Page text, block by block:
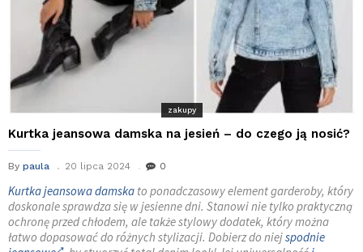
zakupy
Kurtka jeansowa damska na jesień – do czego ją nosić?
By paula 20 lipca 2024 0
Kurtka jeansowa damska to ponadczasowy element garderoby, który
doskonale sprawdza się w jesienne dni. Stanowi nie tylko praktyczną
ochronę przed chłodem, ale także stylowy dodatek, który można
łatwo dopasować do różnych stylizacji. Dobierz do niejspodnie